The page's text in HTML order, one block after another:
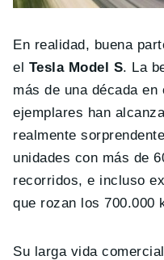
En realidad, buena
el Tesla Model S. La
más de una década
ejemplares han
realmente
unidades con más de
recorridos, e incluso
que rozan los 700.000
Su larga vida